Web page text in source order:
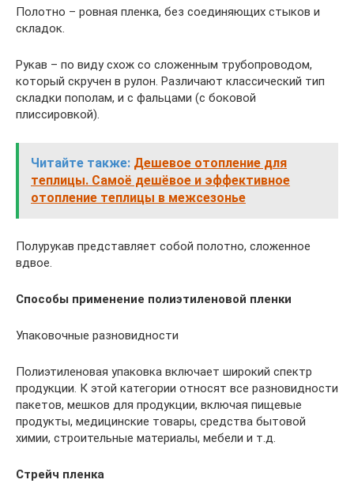
Полотно – ровная пленка, без соединяющих стыков и
складок.
Рукав – по виду схож со сложенным трубопроводом,
который скручен в рулон. Различают классический тип
складки пополам, и с фальцами (с боковой
плиссировкой).
Читайте также: Дешевое отопление для
теплицы. Самоё дешёвое и эффективное
отопление теплицы в межсезонье
Полурукав представляет собой полотно, сложенное
вдвое.
Способы применение полиэтиленовой пленки
Упаковочные разновидности
Полиэтиленовая упаковка включает широкий спектр
продукции. К этой категории относят все разновидности
пакетов, мешков для продукции, включая пищевые
продукты, медицинские товары, средства бытовой
химии, строительные материалы, мебели и т.д.
Стрейч пленка